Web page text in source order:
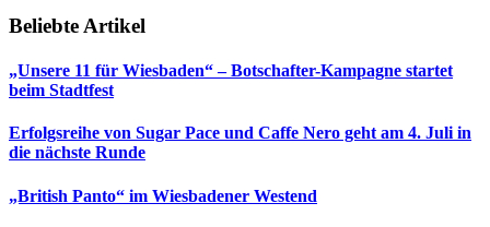
Beliebte Artikel
„Unsere 11 für Wiesbaden“ – Botschafter-Kampagne startet
beim Stadtfest
Erfolgsreihe von Sugar Pace und Caffe Nero geht am 4. Juli in
die nächste Runde
„British Panto“ im Wiesbadener Westend